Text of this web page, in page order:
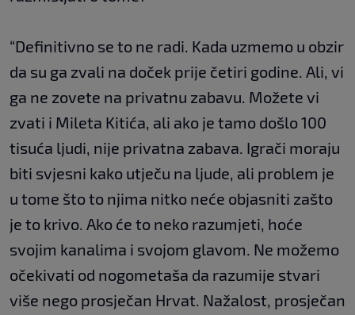
“Definitivno se to ne radi. Kada uzmemo u obzir
da su ga zvali na doček prije četiri godine. Ali, vi
ga ne zovete na privatnu zabavu. Možete vi
zvati i Mileta Kitića, ali ako je tamo došlo 100
tisuća ljudi, nije privatna zabava. Igrači moraju
biti svjesni kako utječu na ljude, ali problem je
u tome što to njima nitko neće objasniti zašto
je to krivo. Ako će to neko razumjeti, hoće
svojim kanalima i svojom glavom. Ne možemo
očekivati od nogometaša da razumije stvari
više nego prosječan Hrvat. Nažalost, prosječan